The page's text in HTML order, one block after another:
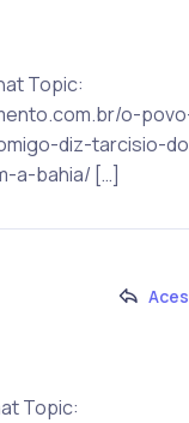
Topic:
o-
diz-tarcisio-
a-bahia/ […]
Topic: